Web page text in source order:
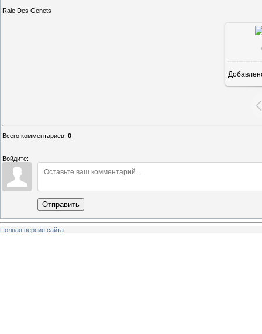
Rale Des Genets
Всего комментариев: 0
Войдите:
Отправить
Полная версия сайта